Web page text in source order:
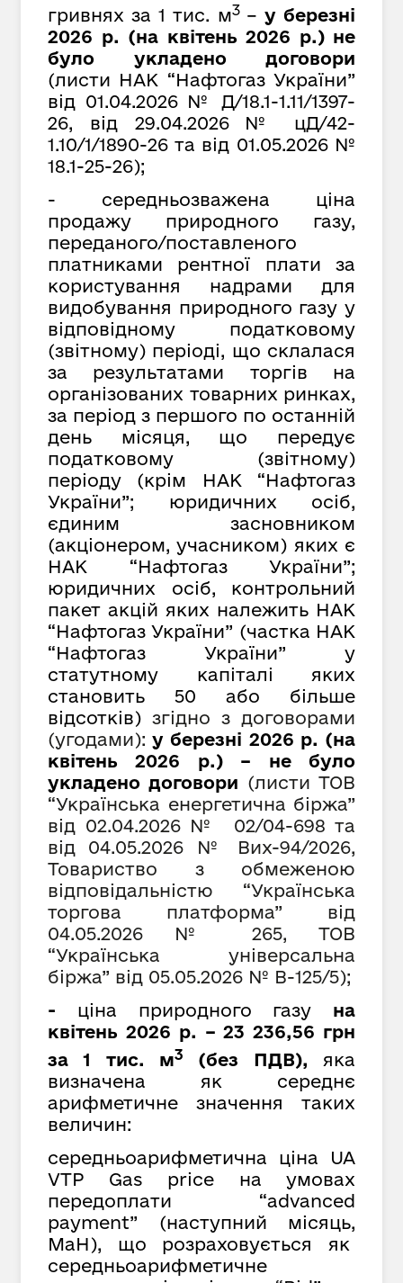
гривнях за 1 тис. м3 – у березні
2026 р. (на квітень 2026 р.) не
було укладено договори
(листи НАК “Нафтогаз України”
від 01.04.2026 № Д/18.1-1.11/1397-
26, від 29.04.2026
№ цД/42-
1.10/1/1890-26 та від 01.05.2026 №
18.1-25-26);
- середньозважена ціна
продажу природного газу,
переданого/поставленого
платниками рентної плати за
користування надрами для
видобування природного газу у
відповідному податковому
(звітному) періоді, що склалася
за результатами торгів на
організованих товарних ринках,
за період з першого по останній
день місяця, що передує
податковому (звітному)
періоду (крім НАК “Нафтогаз
України”; юридичних осіб,
єдиним засновником
(акціонером, учасником) яких є
НАК “Нафтогаз України”;
юридичних осіб, контрольний
пакет акцій яких належить НАК
“Нафтогаз України” (частка НАК
“Нафтогаз України” у
статутному капіталі яких
становить 50 або більше
відсотків) згідно з договорами
(угодами):у березні 2026 р. (на
квітень 2026 р.) – не було
укладено договори (листи ТОВ
“Українська енергетична біржа”
від 02.04.2026 № 02/04-698 та
від 04.05.2026 № Вих-94/2026,
Товариство з обмеженою
відповідальністю “Українська
торгова платформа” від
04.05.2026 № 265, ТОВ
“Українська універсальна
біржа” від 05.05.2026 № В-125/5);
- ціна природного газу на
квітень 2026 р. – 23 236,56 грн
за 1 тис. м3 (без ПДВ), яка
визначена як середнє
арифметичне значення таких
величин:
середньоарифметична ціна UA
VTP Gas price на умовах
передоплати “advanced
payment” (наступний місяць,
MaH), що розраховується як
cередньоарифметичне